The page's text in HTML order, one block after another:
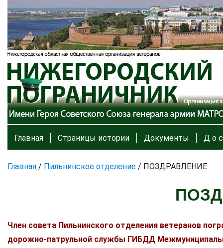
Главная Страницы истории Документы Д о с
Главная / Пильнинское отделение / ПОЗДРАВЛЕНИЕ
Член совета Пильнинского отделения ветеранов
дорожно-патрульной службы ГИБДД